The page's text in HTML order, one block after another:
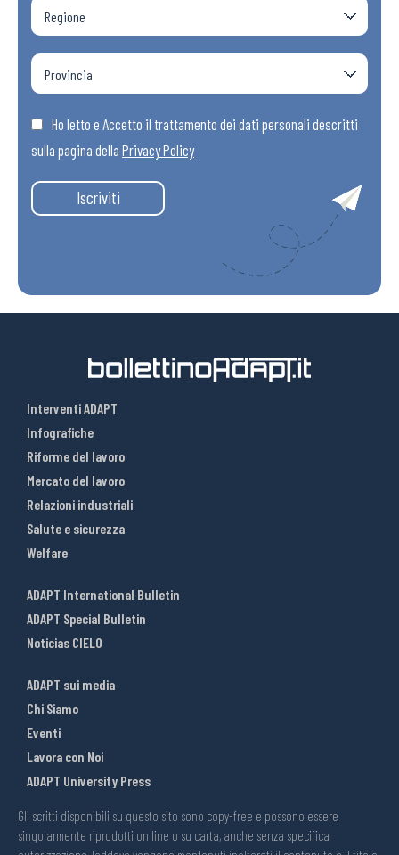
Ho letto e Accetto il trattamento dei dati personali descritti
sulla pagina della Privacy Policy
Iscriviti
Interventi ADAPT
Infografiche
Riforme del lavoro
Mercato del lavoro
Relazioni industriali
Salute e sicurezza
Welfare
ADAPT International Bulletin
ADAPT Special Bulletin
Noticias CIELO
ADAPT sui media
Chi Siamo
Eventi
Lavora con Noi
ADAPT University Press
Gli scritti disponibili su questo sito sono copy-free e possono essere
singolarmente riprodotti on line o su carta, anche senza specifica